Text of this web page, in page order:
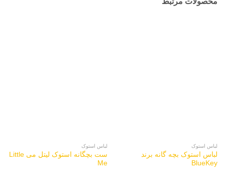
لباس استوک
لباس استوک بچه گانه برند
BlueKey
لباس استوک
ست بچگانه استوک لیتل می Little
Me